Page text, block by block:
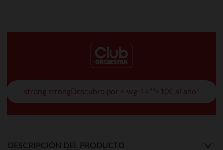
strong strongDescubro por < wg-1="">10€ al año*
DESCRIPCIÓN DEL PRODUCTO